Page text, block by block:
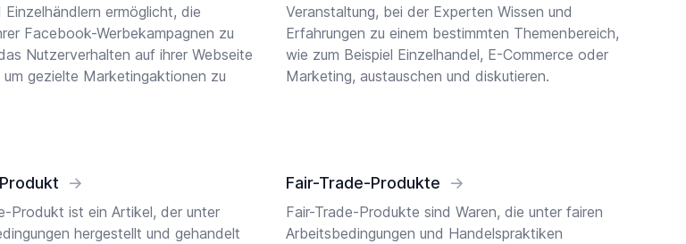
Einzelhändlern ermöglicht, die
Facebook-Werbekampagnen zu
Nutzerverhalten auf ihrer Webseite
gezielte Marketingaktionen zu
Veranstaltung, bei der Experten Wissen und
Erfahrungen zu einem bestimmten Themenbereich,
wie zum Beispiel Einzelhandel, E-Commerce oder
Marketing, austauschen und diskutieren.
→
Produkt ist ein Artikel, der unter
hergestellt und gehandelt
Fair-Trade-Produkte →
Fair-Trade-Produkte sind Waren, die unter fairen
Arbeitsbedingungen und Handelspraktiken